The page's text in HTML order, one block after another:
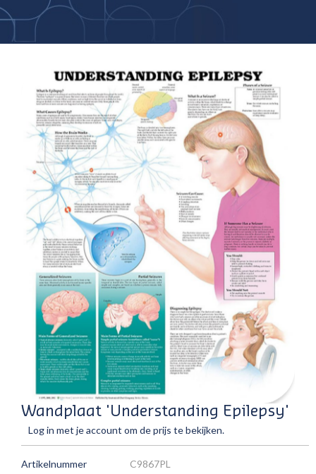
Wandplaat 'Understanding Epilepsy'
Log in met je account om de prijs te bekijken.
Artikelnummer C9867PL